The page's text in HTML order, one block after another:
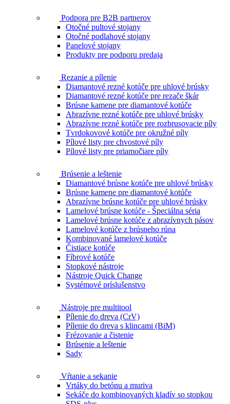
Podpora pre B2B partnerov
Otočné pultové stojany
Otočné podlahové stojany
Panelové stojany
Produkty pre podporu predaja
Rezanie a pílenie
Diamantové rezné kotúče pre uhlové brúsky
Diamantové rezné kotúče pre rezače škár
Brúsne kamene pre diamantové kotúče
Abrazívne rezné kotúče pre uhlové brúsky
Abrazívne rezné kotúče pre rozbrusovacie píly
Tvrdokovové kotúče pre okružné píly
Pílové listy pre chvostové píly
Pílové listy pre priamočiare píly
Brúsenie a leštenie
Diamantové brúsne kotúče pre uhlové brúsky
Brúsne kamene pre diamantové kotúče
Abrazívne brúsne kotúče pre uhlové brúsky
Lamelové brúsne kotúče - Špeciálna séria
Lamelové brúsne kotúče z abrazívnych pásov
Lamelové kotúče z brúsneho rúna
Kombinované lamelové kotúče
Čistiace kotúče
Fíbrové kotúče
Stopkové nástroje
Nástroje Quick Change
Systémové príslušenstvo
Nástroje pre multitool
Pílenie do dreva (CrV)
Pílenie do dreva s klincami (BiM)
Frézovanie a čistenie
Brúsenie a leštenie
Sady
Vŕtanie a sekanie
Vrtáky do betónu a muriva
Sekáče do kombinovaných kladív so stopkou